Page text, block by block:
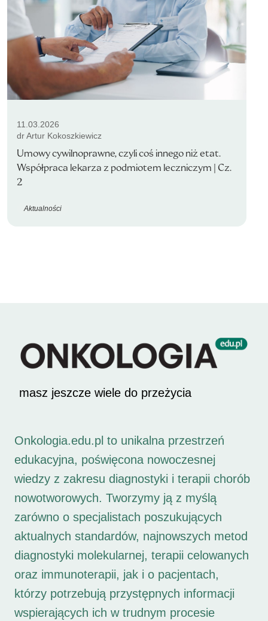
11.03.2026
dr Artur Kokoszkiewicz
Umowy cywilnoprawne, czyli coś innego niż etat.
Współpraca lekarza z podmiotem leczniczym | Cz.
2
Aktualności
masz jeszcze wiele do przeżycia
Onkologia.edu.pl to unikalna przestrzeń
edukacyjna, poświęcona nowoczesnej
wiedzy z zakresu diagnostyki i terapii chorób
nowotworowych. Tworzymy ją z myślą
zarówno o specjalistach poszukujących
aktualnych standardów, najnowszych metod
diagnostyki molekularnej, terapii celowanych
oraz immunoterapii, jak i o pacjentach,
którzy potrzebują przystępnych informacji
wspierających ich w trudnym procesie